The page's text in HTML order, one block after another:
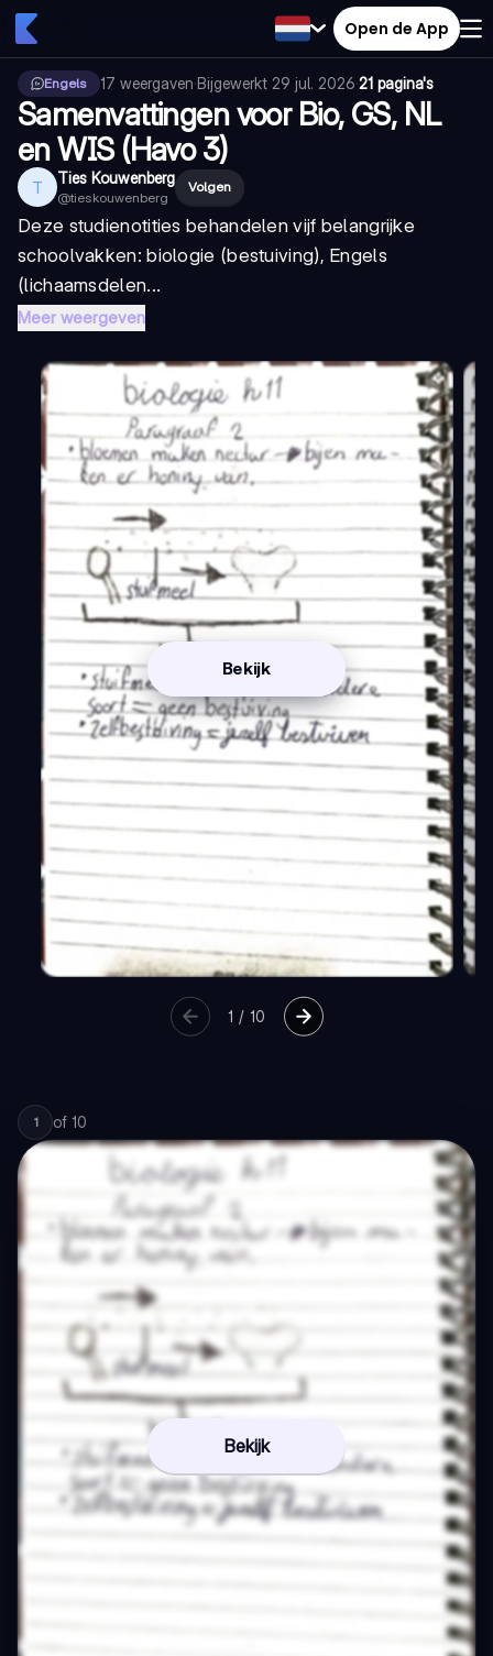
Open de App
Engels 17 weergaven·Bijgewerkt 29 jul. 2026·21 pagina's
Samenvattingen voor Bio, GS, NL
en WIS (Havo 3)
T Ties Kouwenberg
@tieskouwenberg
Volgen
Deze studienotities behandelen vijf belangrijke
schoolvakken: biologie (bestuiving), Engels
(lichaamsdelen...
Meer weergeven
Bekijk
1 / 10
1 of 10
Bekijk